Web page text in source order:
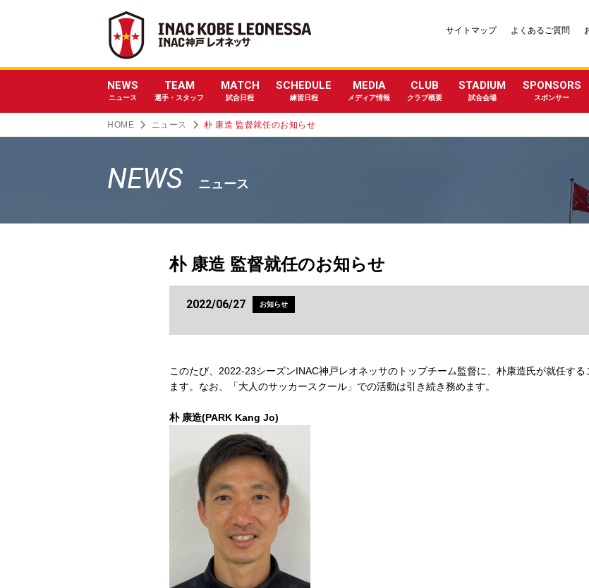
NEWS
ニュース
TEAM
選手・スタッフ
MATCH
試合日程
SCHEDULE
練習日程
MEDIA
メディア情報
CLUB
クラブ概要
STADIUM
試合会場
SPONSORS
スポンサー
サイトマップ よくあるご質問
HOME ニュース 朴 康造 監督就任のお知らせ
NEWS ニュース
朴 康造 監督就任のお知らせ
2022/06/27 お知らせ
このたび、2022-23シーズンINAC神戸レオネッサのトップチーム監督に、朴康造氏が就任す
ます。なお、「大人のサッカースクール」での活動は引き続き務めます。
朴 康造(PARK Kang Jo)